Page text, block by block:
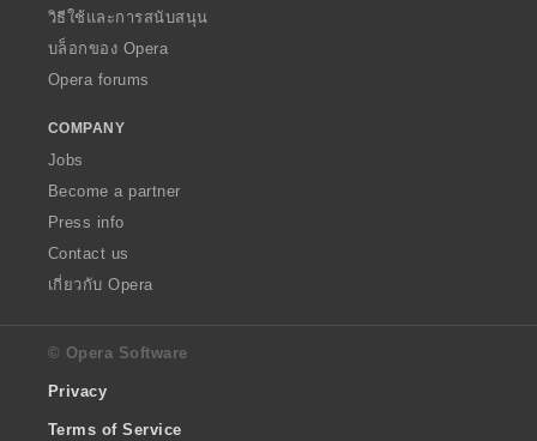
วิธีใช้และการสนับสนุน
บล็อกของ Opera
Opera forums
COMPANY
Jobs
Become a partner
Press info
Contact us
เกี่ยวกับ Opera
© Opera Software
Privacy
Terms of Service